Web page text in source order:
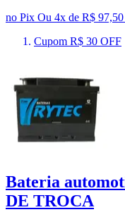
no Pix Ou 4x de R$
Cupom R$ 30 OFF
Bateria
DE TROCA